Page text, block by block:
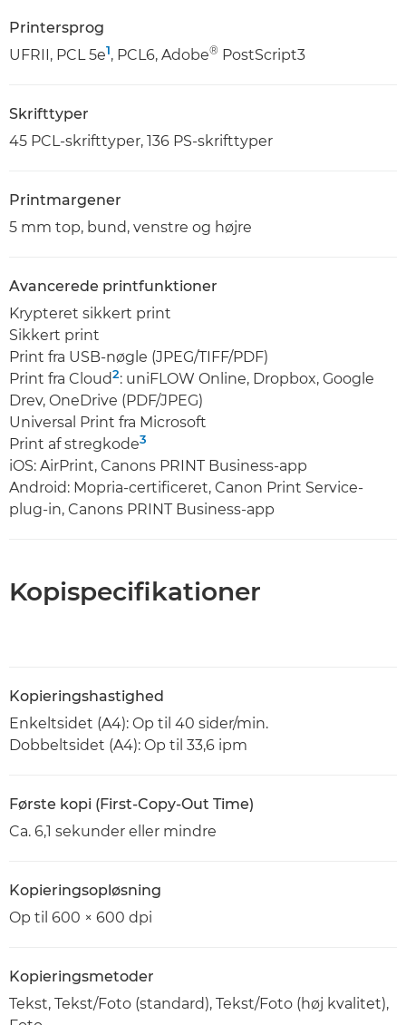
Printersprog
UFRII, PCL 5e1, PCL6, Adobe® PostScript3
Skrifttyper
45 PCL-skrifttyper, 136 PS-skrifttyper
Printmargener
5 mm top, bund, venstre og højre
Avancerede printfunktioner
Krypteret sikkert print
Sikkert print
Print fra USB-nøgle (JPEG/TIFF/PDF)
Print fra Cloud2: uniFLOW Online, Dropbox, Google
Drev, OneDrive (PDF/JPEG)
Universal Print fra Microsoft
Print af stregkode3
iOS: AirPrint, Canons PRINT Business-app
Android: Mopria-certificeret, Canon Print Service-
plug-in, Canons PRINT Business-app
Kopispecifikationer
Kopieringshastighed
Enkeltsidet (A4): Op til 40 sider/min.
Dobbeltsidet (A4): Op til 33,6 ipm
Første kopi (First-Copy-Out Time)
Ca. 6,1 sekunder eller mindre
Kopieringsopløsning
Op til 600 × 600 dpi
Kopieringsmetoder
Tekst, Tekst/Foto (standard), Tekst/Foto (høj kvalitet),